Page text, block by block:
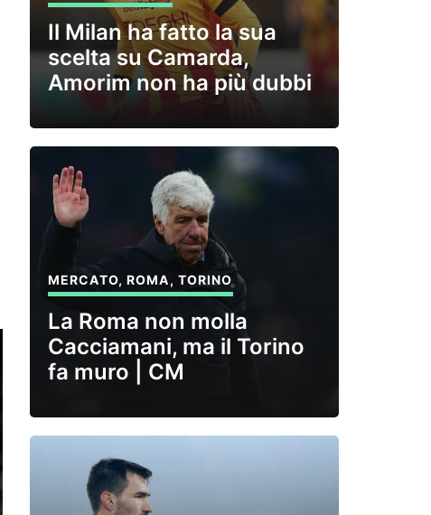
Il Milan ha fatto la sua
scelta su Camarda,
Amorim non ha più dubbi
MERCATO,ROMA, TORINO
La Roma non molla
Cacciamani, ma il Torino
fa muro | CM